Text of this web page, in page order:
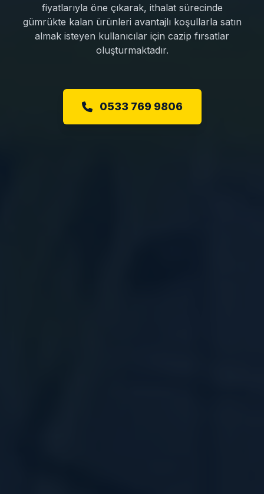
fiyatlarıyla öne çıkarak, ithalat sürecinde
gümrükte kalan ürünleri avantajlı koşullarla satın
almak isteyen kullanıcılar için cazip fırsatlar
oluşturmaktadır.
0533 769 9806